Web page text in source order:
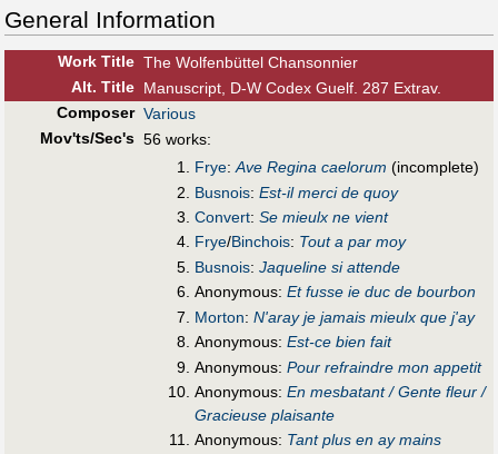
General Information
Work Title The Wolfenbüttel Chansonnier
Alt. Title Manuscript, D-W Codex Guelf. 287 Extrav.
Composer Various
Mov'ts/Sec's 56 works:
Frye:Ave Regina caelorum (incomplete)
Busnois:Est-il merci de quoy
Convert:Se mieulx ne vient
Frye/Binchois: Tout a par moy
Busnois:Jaqueline si attende
Anonymous:Et fusse ie duc de bourbon
Morton:Nʹaray je jamais mieulx que jʹay
Anonymous:Est-ce bien fait
Anonymous:Pour refraindre mon appetit
Anonymous:En mesbatant / Gente fleur /
Gracieuse plaisante
Anonymous: Tant plus en ay mains